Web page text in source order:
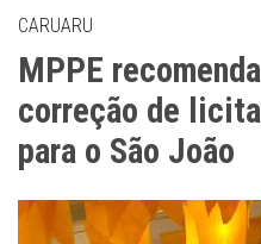
CARUARU
MPPE
correção de
para o São João